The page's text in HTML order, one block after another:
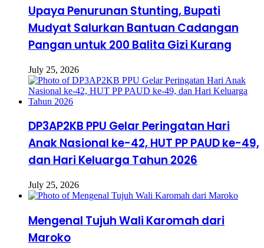
Upaya Penurunan Stunting, Bupati
Mudyat Salurkan Bantuan Cadangan
Pangan untuk 200 Balita Gizi Kurang
July 25, 2026
DP3AP2KB PPU Gelar Peringatan Hari
Anak Nasional ke-42, HUT PP PAUD ke-49,
dan Hari Keluarga Tahun 2026
July 25, 2026
Mengenal Tujuh Wali Karomah dari
Maroko